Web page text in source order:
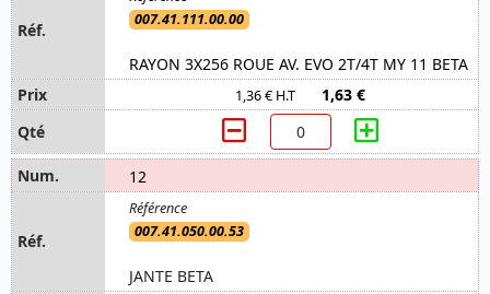
007.41.111.00.00
RAYON 3X256 ROUE AV. EVO 2T/4T MY 11 BETA
1,36 € H.T 1,63 €
12
007.41.050.00.53
JANTE BETA